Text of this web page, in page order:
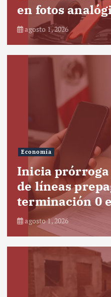
en fotos
agosto 1, 2026
Economía
Inicia
de líneas
terminación 0
agosto 1, 2026